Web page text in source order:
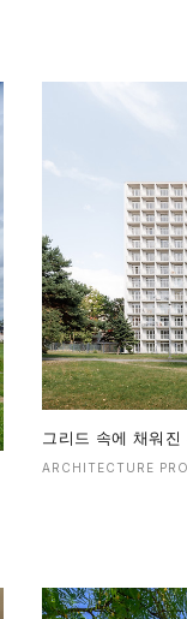
그리드 속에 채워
ARCHITECTURE